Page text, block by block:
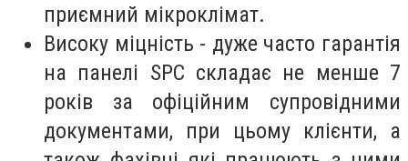
приємний мікроклімат.
Високу міцність - дуже часто гарантія
на панелі SPC складає не менше 7
років за офіційним супровідними
документами, при цьому клієнти, а